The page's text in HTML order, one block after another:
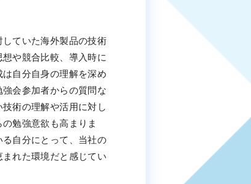
ていた海外製品の技術
や競合比較、導入時に
自分自身の理解を深め
会参加者からの質問な
術の理解や活用に対し
勉強意欲も高まりま
自分にとって、当社の
れた環境だと感じてい